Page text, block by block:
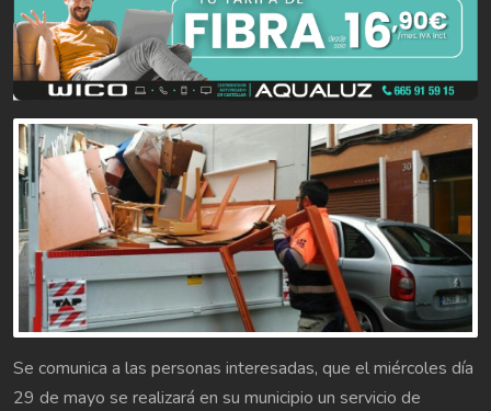
Se comunica a las personas interesadas, que el miércoles día
29 de mayo se realizará en su municipio un servicio de